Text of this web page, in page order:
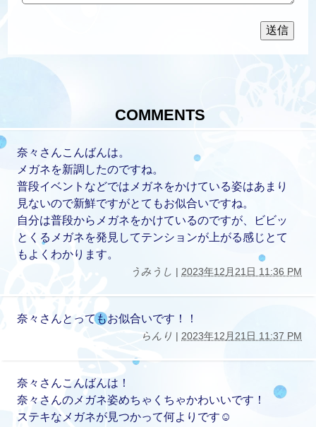
COMMENTS
奈々さんこんばんは。
メガネを新調したのですね。
普段イベントなどではメガネをかけている姿はあまり
見ないので新鮮ですがとてもお似合いですね。
自分は普段からメガネをかけているのですが、ビビッ
とくるメガネを発見してテンションが上がる感じとて
もよくわかります。
うみうし | 2023年12月21日 11:36 PM
奈々さんとってもお似合いです！！
らんり | 2023年12月21日 11:37 PM
奈々さんこんばんは！
奈々さんのメガネ姿めちゃくちゃかわいいです！
ステキなメガネが見つかって何よりです☺️